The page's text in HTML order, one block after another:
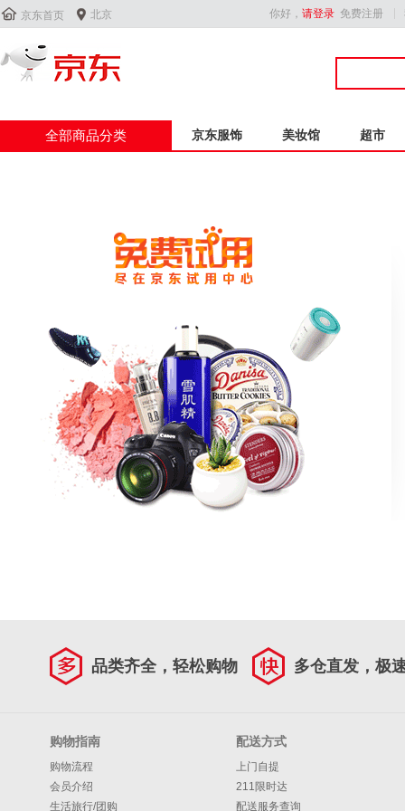
 京东首页  北京 你好， 请登录 免费注册
全部商品分类 京东服饰 美妆馆 超市
品类齐全，轻松购物 多仓直发，极
购物指南
购物流程
会员介绍
生活旅行/团购
配送方式
上门自提
211限时达
配送服务查询